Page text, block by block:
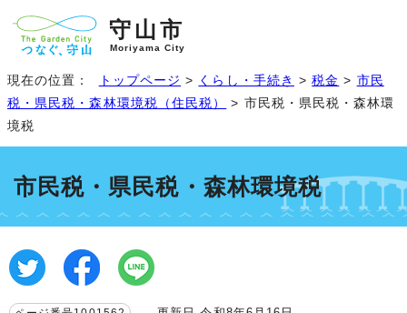
守山市
Moriyama City
現在の位置： トップページ > くらし・手続き >税金 > 市民
税・県民税・森林環境税（住民税）
> 市民税・県民税・森林環
境税
市民税・県民税・森林環境税